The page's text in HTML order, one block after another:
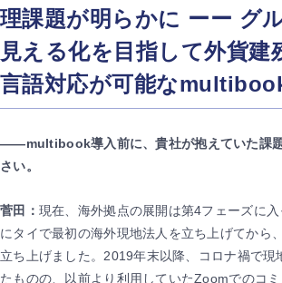
理課題が明らかに ーー グ
見える化を目指して外貨建
言語対応が可能な
――multibook導入前に、貴社が抱えていた課
さい。
菅田： 現在、海外拠点の展開は第4フェーズに
にタイで最初の海外現地法人を立ち上げてから
立ち上げました。2019年末以降、コロナ禍で現
たものの、以前より利用していたZoomでのコ